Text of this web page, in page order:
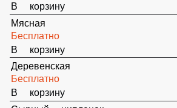
Мясная
Бесплатно
В корзину
Деревенская
Бесплатно